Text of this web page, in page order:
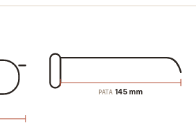
PATA 145 mm